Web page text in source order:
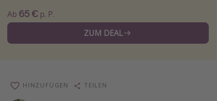
Alle Reisethemen
Disneyland Paris
Singlereisen
Ab 65 € p. P.
ZUM DEAL
HINZUFÜGEN TEILEN